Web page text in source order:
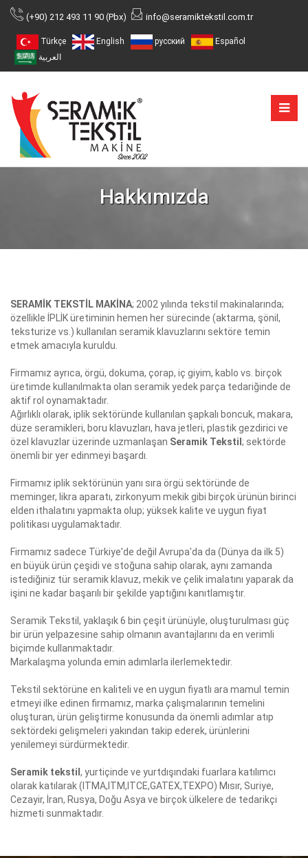
(+90) 212 493 11 90 (Pbx) info@seramiktekstil.com.tr
Türkçe English русский
Español
العربية
Hakkımızda
SERAMİK TEKSTİL MAKİNA; 2002 yılında tekstil makinalarında;
özellikle İPLİK üretiminin hemen her sürecinde (aktarma, şönil,
teksturize vs.) kullanılan seramik klavuzlarını sektöre temin
etmek amacıyla kuruldu.
Firmamız ayrıca, örgü, dokuma, çorap, iç giyim, kablo vs. birçok
üretimde kullanılmakta olan seramik yedek parça tedariğinde de
aktif rol oynamaktadır.
Ağırlıklı olarak, iplik sektöründe kullanılan şapkalı boncuk, makara,
düze seramikleri, boru klavuzları, hava jetleri, plastik gezdirici ve
özel klavuzlar üzerinde uzmanlaşan Seramik Tekstil ; sektörde
önemli bir yer edinmeyi başardı.
Firmamız iplik sektörünün yanı sıra örgü sektöründe de
meminger, likra aparatı, zirkonyum mekik gibi birçok ürünün birinci
elden ithalatını yapmakta olup; yüksek kalite ve uygun fiyat
politikası uygulamaktadır.
Firmamız sadece Türkiye'de değil Avrupa'da da (Dünya da ilk 5)
en büyük ürün çeşidi ve stoğuna sahip olarak, aynı zamanda
istediğiniz tür seramik klavuz, mekik ve çelik imalatını yaparak da
işini ne kadar başarılı bir şekilde yaptığını kanıtlamıştır.
Seramik Tekstil, yaklaşık 6 bin çeşit ürünüyle, oluşturulması güç
bir ürün yelpazesine sahip olmanın avantajlarını da en verimli
biçimde kullanmaktadır.
Markalaşma yolunda emin adımlarla ilerlemektedir.
Tekstil sektörüne en kaliteli ve en uygun fiyatlı ara mamul temin
etmeyi ilke edinen firmamız, marka çalışmalarının temelini
oluşturan, ürün geliştirme konusunda da önemli adımlar atıp
sektördeki gelişmeleri yakından takip ederek, ürünlerini
yenilemeyi sürdürmektedir.
Seramik tekstil , yurtiçinde ve yurtdışındaki fuarlara katılımcı
olarak katılarak (ITMA,ITM,ITCE,GATEX,TEXPO) Mısır, Suriye,
Cezayir, İran, Rusya, Doğu Asya ve birçok ülkelere de tedarikçi
hizmeti sunmaktadır.